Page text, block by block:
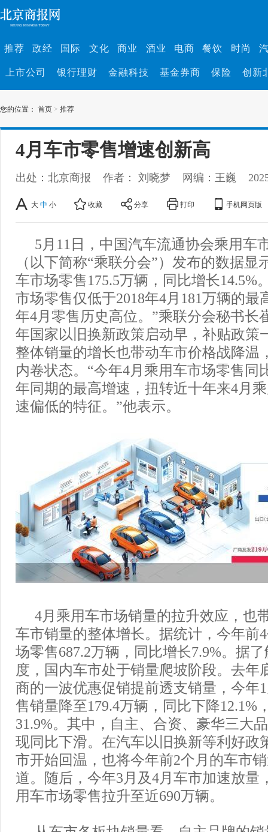
推荐 政经 国际 文化 商业 酒业 电商 餐饮 时尚
上市公司 银行理财 金融科技 基金券商 保险 创新
您的位置： 首页 > 推荐
4月车市零售增速创新高
出处：北京商报 作者： 刘晓梦 网编：王巍
大 中 小 收藏 分享 打印 手机网页版
5月11日，中国汽车流通协会乘用车
（以下简称“乘联分会”）发布的数据显
车市场零售175.5万辆，同比增长14.5%
市场零售仅低于2018年4月181万辆的最
年4月零售历史高位。”乘联分会秘书长
年国家以旧换新政策启动早，补贴政策
整体销量的增长也带动车市价格战降温
内卷状态。“今年4月乘用车市场零售同
年同期的最高增速，扭转近十年来4月
速偏低的特征。”他表示。
4月乘用车市场销量的拉升效应，也
车市销量的整体增长。据统计，今年前
场零售687.2万辆，同比增长7.9%。据
度，国内车市处于销量爬坡阶段。去年
商的一波优惠促销提前透支销量，今年
售销量降至179.4万辆，同比下降12.1%
31.9%。其中，自主、合资、豪华三大
现同比下滑。在汽车以旧换新等利好政
市开始回温，也将今年前2个月的车市
道。随后，今年3月及4月车市加速放量
用车市场零售拉升至近690万辆。